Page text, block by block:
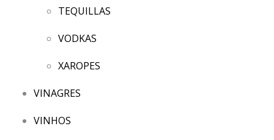
TEQUILLAS
VODKAS
XAROPES
VINAGRES
VINHOS